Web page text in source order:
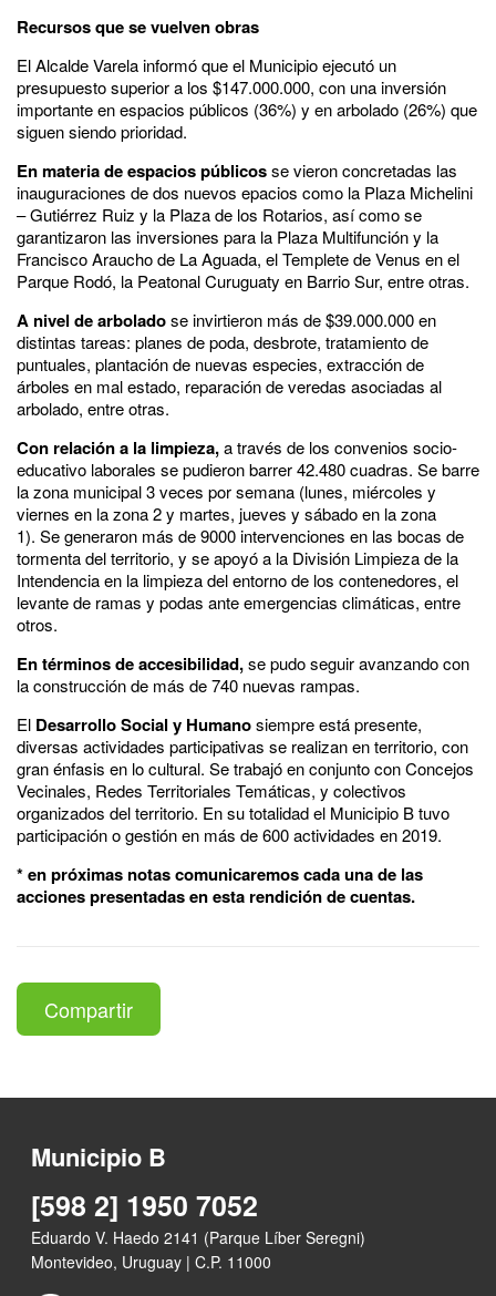
Recursos que se vuelven obras
El Alcalde Varela informó que el Municipio ejecutó un
presupuesto superior a los $147.000.000, con una inversión
importante en espacios públicos (36%) y en arbolado (26%) que
siguen siendo prioridad.
En materia de espacios públicosse vieron concretadas las
inauguraciones de dos nuevos epacios como la Plaza Michelini
– Gutiérrez Ruiz y la Plaza de los Rotarios, así como se
garantizaron las inversiones para la Plaza Multifunción y la
Francisco Araucho de La Aguada, el Templete de Venus en el
Parque Rodó, la Peatonal Curuguaty en Barrio Sur, entre otras.
A nivel de arboladose invirtieron más de $39.000.000 en
distintas tareas: planes de poda, desbrote, tratamiento de
puntuales, plantación de nuevas especies, extracción de
árboles en mal estado, reparación de veredas asociadas al
arbolado, entre otras.
Con relación a la limpieza,a través de los convenios socio-
educativo laborales se pudieron barrer 42.480 cuadras. Se barre
la zona municipal 3 veces por semana (lunes, miércoles y
viernes en la zona 2 y martes, jueves y sábado en la zona
1). Se generaron más de 9000 intervenciones en las bocas de
tormenta del territorio, y se apoyó a la División Limpieza de la
Intendencia en la limpieza del entorno de los contenedores, el
levante de ramas y podas ante emergencias climáticas, entre
otros.
En términos de accesibilidad,se pudo seguir avanzando con
la construcción de más de 740 nuevas rampas.
El Desarrollo Social y Humanosiempre está presente,
diversas actividades participativas se realizan en territorio, con
gran énfasis en lo cultural. Se trabajó en conjunto con Concejos
Vecinales, Redes Territoriales Temáticas, y colectivos
organizados del territorio. En su totalidad el Municipio B tuvo
participación o gestión en más de 600 actividades en 2019.
* en próximas notas comunicaremos cada una de las
acciones presentadas en esta rendición de cuentas.
Compartir
Municipio B
[598 2] 1950 7052
Eduardo V. Haedo 2141 (Parque Líber Seregni)
Montevideo, Uruguay | C.P. 11000